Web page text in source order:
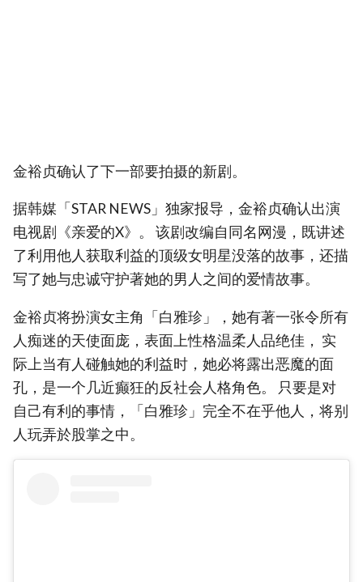
金裕贞确认了下一部要拍摄的新剧。
据韩媒「STAR NEWS」独家报导，金裕贞确认出演
电视剧《亲爱的X》。 该剧改编自同名网漫，既讲述
了利用他人获取利益的顶级女明星没落的故事，还描
写了她与忠诚守护著她的男人之间的爱情故事。
金裕贞将扮演女主角「白雅珍」，她有著一张令所有
人痴迷的天使面庞，表面上性格温柔人品绝佳， 实
际上当有人碰触她的利益时，她必将露出恶魔的面
孔，是一个几近癫狂的反社会人格角色。 只要是对
自己有利的事情，「白雅珍」完全不在乎他人，将别
人玩弄於股掌之中。